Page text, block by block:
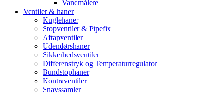
Vandmålere
Ventiler & haner
Kuglehaner
Stopventiler & Pipefix
Aftapventiler
Udendørshaner
Sikkerhedsventiler
Differenstryk og Temperaturregulator
Bundstophaner
Kontraventiler
Snavssamler